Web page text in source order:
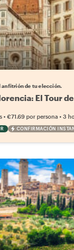
local favorito
anfitrión de tu elección.
El Tour
• €71.69 por persona • 3
CONFIRMACIÓN